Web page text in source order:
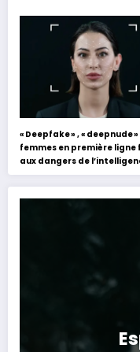
s’appuyant sur le partage
expériences »
« Deepfake » , « deepnude »
femmes en première ligne
aux dangers de
artificielle